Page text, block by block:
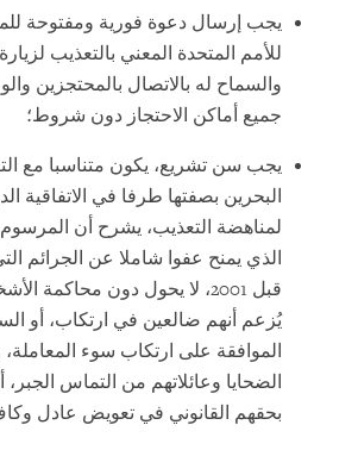
يجب إرسال دعوة فورية ومفتوحة
للأمم المتحدة المعني بالتعذيب لزيارة
والسماح له بالاتصال بالمحتجزين
جميع أماكن الاحتجاز دون شروط؛
يجب سن تشريع، يكون متناسبا مع
البحرين بصفتها طرفا في الاتفاقية
الذي يمنح عفوا شاملا عن الجرائم
قبل 2001، لا يحول دون محاكمة
يُزعم أنهم ضالعين في ارتكاب، أو
الموافقة على ارتكاب سوء المعاملة،
الضحايا وعائلاتهم من التماس الجبر،
بحقهم القانوني في تعويض عادل